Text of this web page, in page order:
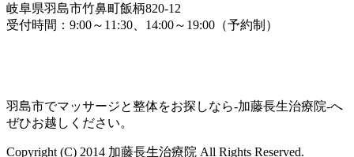
岐阜県羽島市竹鼻町飯柄820-12
受付時間：9:00～11:30、14:00～19:00（予約制）
羽島市でマッサージと整体をお探しなら-加藤長生治療院-へ
ぜひお越しください。
Copyright (C) 2014 加藤長生治療院 All Rights Reserved.